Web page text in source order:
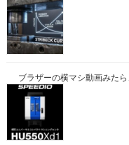
ブラザーの横マシ動画みた